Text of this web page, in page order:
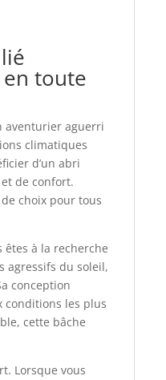
toute
aventurier aguerri
climatiques
d’un abri
de confort.
choix pour tous
à la recherche
agressifs du soleil,
conception
conditions les plus
cette bâche
Lorsque vous